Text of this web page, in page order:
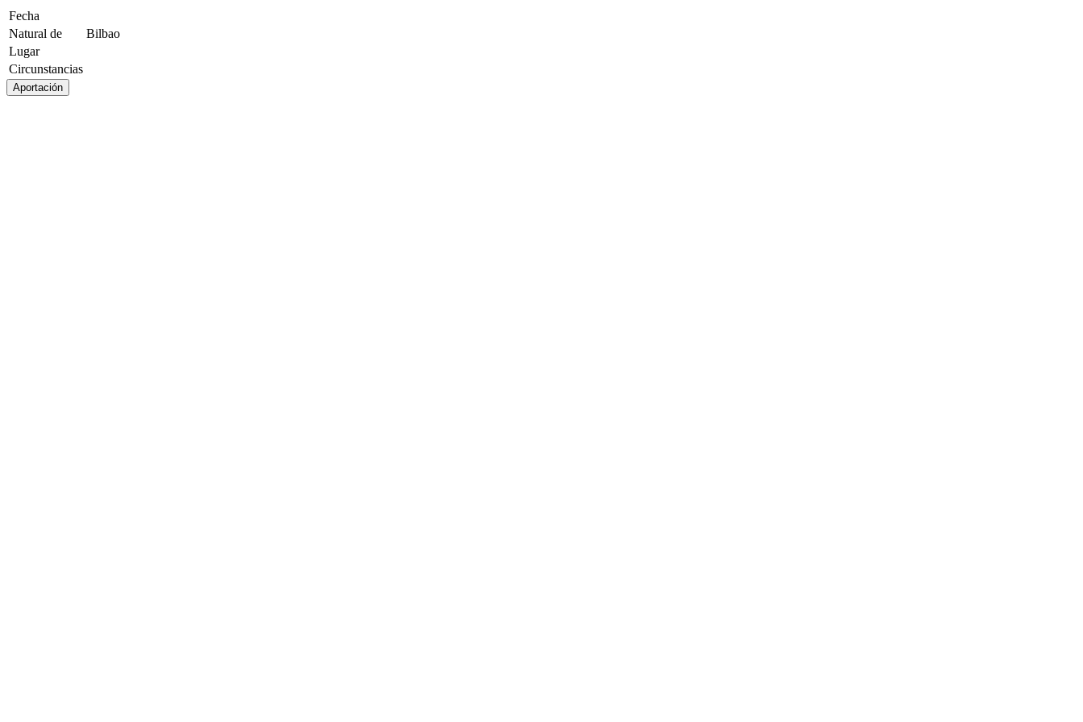
Fecha
Natural de
Bilbao
Lugar
Circunstancias